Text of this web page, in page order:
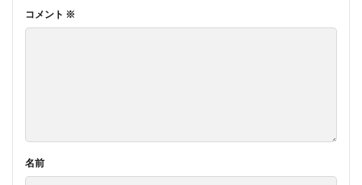
コメント ※
名前